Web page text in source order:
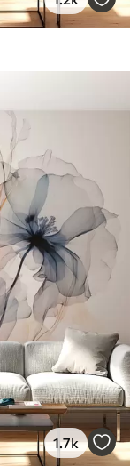
1.7k